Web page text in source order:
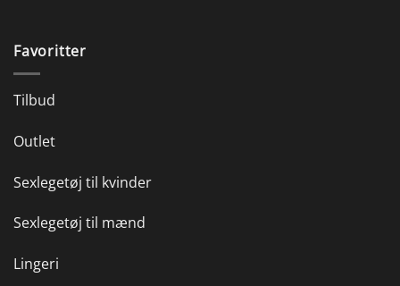
Favoritter
Tilbud
Outlet
Sexlegetøj til kvinder
Sexlegetøj til mænd
Lingeri